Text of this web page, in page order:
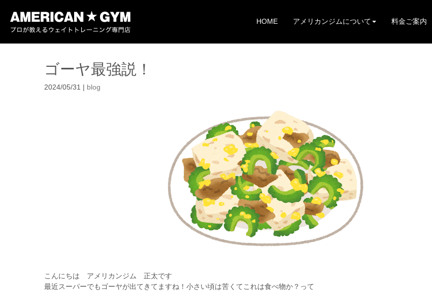
HOME アメリカンジムについて 料金ご案内
ゴーヤ最強説！
2024/05/31 blog
こんにちは アメリカンジム 正太です
最近スーパーでもゴーヤが出てきてますね！小さい頃は苦くてこれは食べ物か？って